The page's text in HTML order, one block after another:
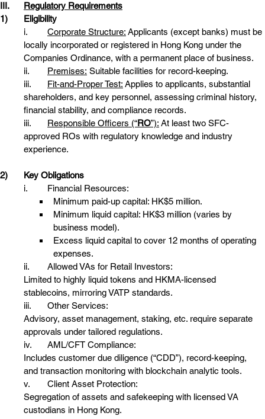
Regulatory Requirements
1)	Eligibility
Corporate Structure: Applicants (except banks) must be
locally incorporated or registered in Hong Kong under the
Companies Ordinance, with a permanent place of business.
Premises: Suitable facilities for record-keeping.
Fit-and-Proper Test: Applies to applicants, substantial
shareholders, and key personnel, assessing criminal history,
financial stability, and compliance records.
Responsible Officers (“RO”): At least two SFC-
approved ROs with regulatory knowledge and industry
experience.
2)	Key Obligations
i.	Financial Resources:
Minimum paid-up capital: HK$5 million.
Minimum liquid capital: HK$3 million (varies by
business model).
Excess liquid capital to cover 12 months of operating
expenses.
ii.	Allowed VAs for Retail Investors:
Limited to highly liquid tokens and HKMA-licensed
stablecoins, mirroring VATP standards.
iii.	Other Services:
Advisory, asset management, staking, etc. require separate
approvals under tailored regulations.
iv.	AML/CFT Compliance:
Includes customer due diligence (“CDD”), record-keeping,
and transaction monitoring with blockchain analytic tools.
v.	Client Asset Protection:
Segregation of assets and safekeeping with licensed VA
custodians in Hong Kong.